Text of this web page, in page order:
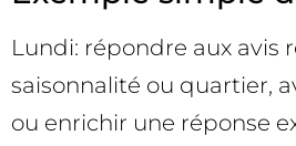
Lundi: répondre aux avis
saisonnalité ou quartier,
ou enrichir une réponse